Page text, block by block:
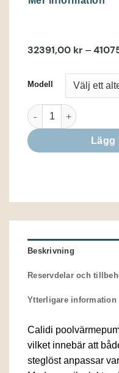
32391,00 kr –
Modell
Pahlen Calidi ZP
Beskrivning
Reservdelar och
Ytterligare information
Calidi
vilket innebär att
steglöst anpassar